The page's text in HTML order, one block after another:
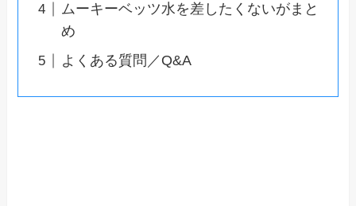
ムーキーベッツ水を差したくないがまと
め
よくある質問／Q&A